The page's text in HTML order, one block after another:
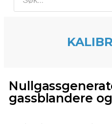
gassblandere